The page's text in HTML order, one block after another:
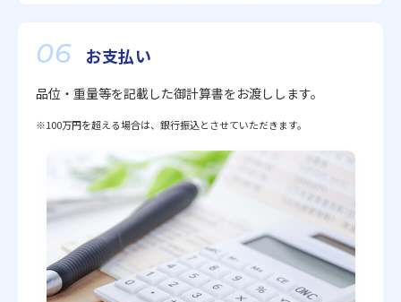
06 お支払い
品位・重量等を記載した御計算書をお渡しします。
※100万円を超える場合は、銀行振込とさせていただきます。